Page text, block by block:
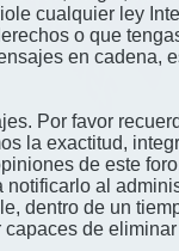
cualquier ley
o que
en cadena,
Por favor
la exactitud,
de este
al
dentro de un
de